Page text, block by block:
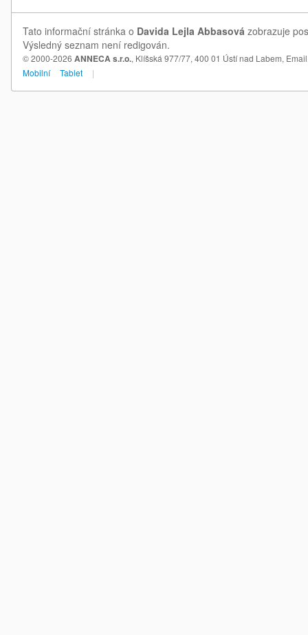
Tato informační stránka o Davida Lejla Abbasová zobrazuje
Výsledný seznam není redigován.
© 2000-2026 ANNECA s.r.o., Klíšská 977/77, 400 01 Ústí nad Labem,
Mobilní
Tablet |